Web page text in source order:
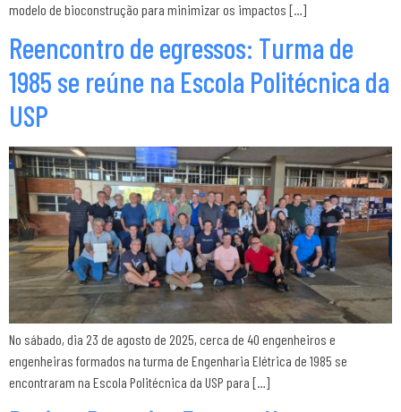
modelo de bioconstrução para minimizar os impactos […]
Reencontro de egressos: Turma de
1985 se reúne na Escola Politécnica da
USP
No sábado, dia 23 de agosto de 2025, cerca de 40 engenheiros e
engenheiras formados na turma de Engenharia Elétrica de 1985 se
encontraram na Escola Politécnica da USP para […]